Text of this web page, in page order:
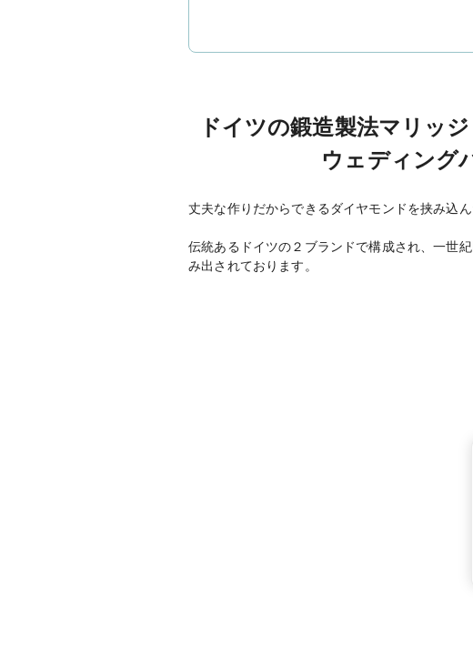
ドイツの鍛造製法マリッ
ウェディング
丈夫な作りだからできるダイヤモンドを挟み込
伝統あるドイツの２ブランドで構成され、一世
み出されております。